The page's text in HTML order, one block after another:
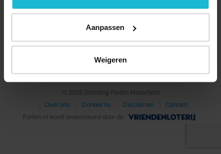
Aanpassen
Weigeren
© 2026 Stichting Forten Nederland
Over ons
Doneer nu Disclaimer
Contact
Forten.nl wordt ondersteund door de